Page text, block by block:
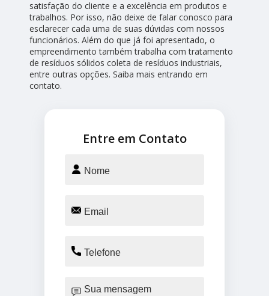
satisfação do cliente e a excelência em produtos e
trabalhos. Por isso, não deixe de falar conosco para
esclarecer cada uma de suas dúvidas com nossos
funcionários. Além do que já foi apresentado, o
empreendimento também trabalha com tratamento
de resíduos sólidos coleta de resíduos industriais,
entre outras opções. Saiba mais entrando em
contato.
Entre em Contato